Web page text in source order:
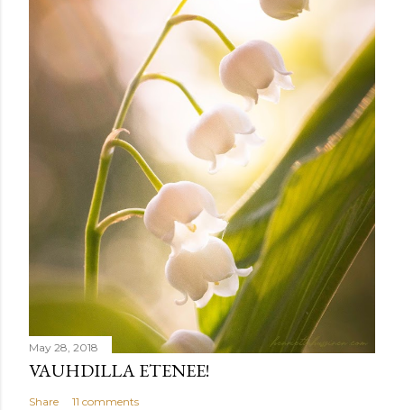
May 28, 2018
VAUHDILLA ETENEE!
Share 11 comments